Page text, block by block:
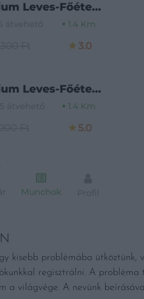
kisebb problémába
regisztrálni. A probléma
a világvége. A nevünk